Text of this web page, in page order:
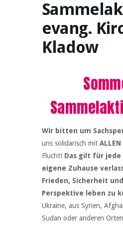
evang.
Kladow
Wir bitten um
uns solidarisch mit ALLEN
Flucht! Das gilt für jede
eigene Zuhause
Frieden, Sicherheit
Perspektive leben zu
Ukraine, aus Syrien,
Sudan oder anderen